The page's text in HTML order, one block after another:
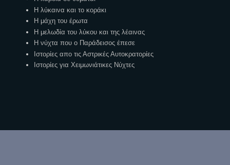
Η λύκαινα και το κοράκι
Η μάχη του έρωτα
Η μελωδία του λύκου και της λέαινας
Η νύχτα που ο Παράδεισος έπεσε
Ιστορίες απο τις Αστρικές Αυτοκρατορίες
Ιστορίες για Χειμωνιάτικες Νύχτες